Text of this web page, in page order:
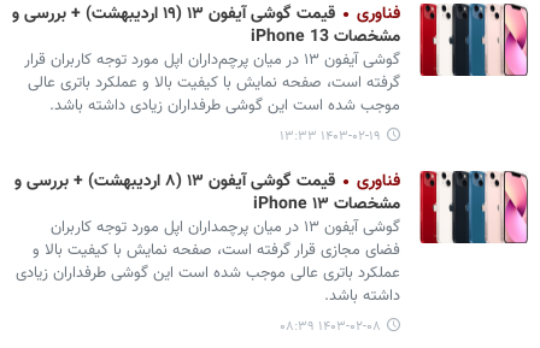
فناوری
قیمت گوشی آیفون ۱۳ (۱۹ اردیبهشت) + بررسی و
مشخصات iPhone 13
گوشی آیفون ۱۳ در میان پرچم‌داران اپل مورد توجه کاربران قرار
گرفته است، صفحه نمایش با کیفیت بالا و عملکرد باتری عالی
موجب شده است این گوشی طرفداران زیادی داشته باشد.
۱۴۰۳-۰۲-۱۹ ۱۳:۳۳
فناوری
قیمت گوشی آیفون ۱۳ (۸ اردیبهشت) + بررسی و
مشخصات iPhone ۱۳
گوشی آیفون ۱۳ در میان پرچمداران اپل مورد توجه کاربران
فضای مجازی قرار گرفته است، صفحه نمایش با کیفیت بالا و
عملکرد باتری عالی موجب شده است این گوشی طرفداران زیادی
داشته باشد.
۱۴۰۳-۰۲-۰۸ ۰۸:۳۹